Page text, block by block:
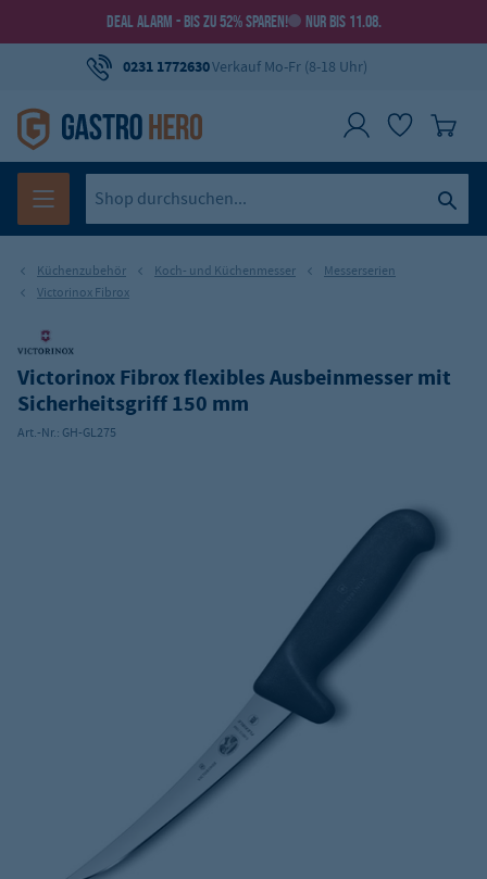
DEAL ALARM - BIS ZU 52% SPAREN! NUR BIS 11.08.
0231 1772630Verkauf Mo-Fr (8-18 Uhr)
Küchenzubehör Koch- und Küchenmesser
Messerserien
Victorinox Fibrox
Victorinox Fibrox flexibles Ausbeinmesser mit
Sicherheitsgriff 150 mm
Art.-Nr.: GH-GL275